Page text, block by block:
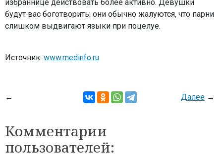
избраннице действовать более активно. Девушки
будут вас боготворить: они обычно жалуются, что парни
слишком выдвигают языки при поцелуе.
Источник: www.medinfo.ru
← Далее →
Комментарии
пользователей: